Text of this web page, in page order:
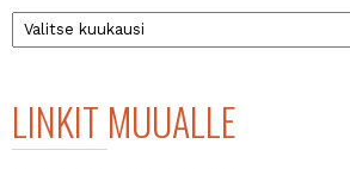
Arkisto
LINKIT MUUALLE